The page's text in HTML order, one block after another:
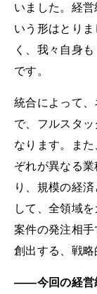
いました。経
いう形はとり
く、我々自身
です。
統合によって
で、フルスタ
なります。ま
ぞれが異なる
り、規模の経
して、全領域
案件の発注相
創出する、戦略
――今回の経営